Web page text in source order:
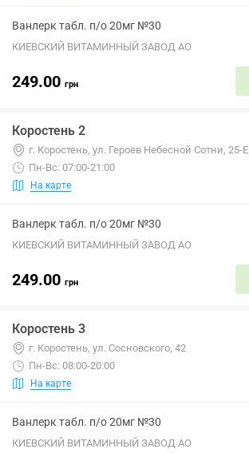
Ванлерк табл. п/о 20мг №30
КИЕВСКИЙ ВИТАМИННЫЙ ЗАВОД АО
249.00 грн
Коростень 2
г. Коростень, ул. Героев Небесной Сотни, 25-Е
Пн-Вс: 07:00-21:00
На карте
Ванлерк табл. п/о 20мг №30
КИЕВСКИЙ ВИТАМИННЫЙ ЗАВОД АО
249.00 грн
Коростень 3
г. Коростень, ул. Сосновского, 42
Пн-Вс: 08:00-20:00
На карте
Ванлерк табл. п/о 20мг №30
КИЕВСКИЙ ВИТАМИННЫЙ ЗАВОД АО